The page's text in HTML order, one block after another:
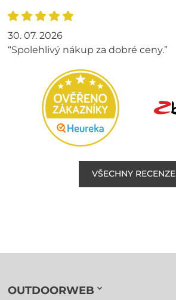
30. 07. 2026
“Spolehlivý nákup za dobré ceny.”
VŠECHNY RECENZE
OUTDOORWEB